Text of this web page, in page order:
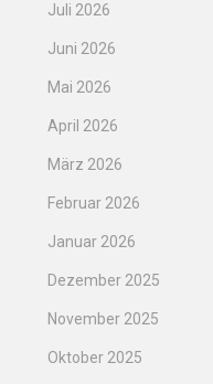
Juli 2026
Juni 2026
Mai 2026
April 2026
März 2026
Februar 2026
Januar 2026
Dezember 2025
November 2025
Oktober 2025